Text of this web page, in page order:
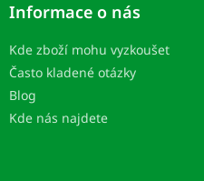
Informace o nás
Kde zboží mohu vyzkoušet
Často kladené otázky
Blog
Kde nás najdete